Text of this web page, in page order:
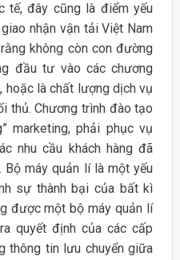
tế, đây cũng là điểm yếu
nhận vận tải Việt Nam
không còn con đường
đầu tư vào các chương
hoặc là chất lượng dịch vụ
thủ. Chương trình đào tạo
marketing, phải phục vụ
nhu cầu khách hàng đã
máy quản lí là một yếu
sự thành bại của bất kì
được một bộ máy quản lí
quyết định của các cấp
thông tin lưu chuyển giữa